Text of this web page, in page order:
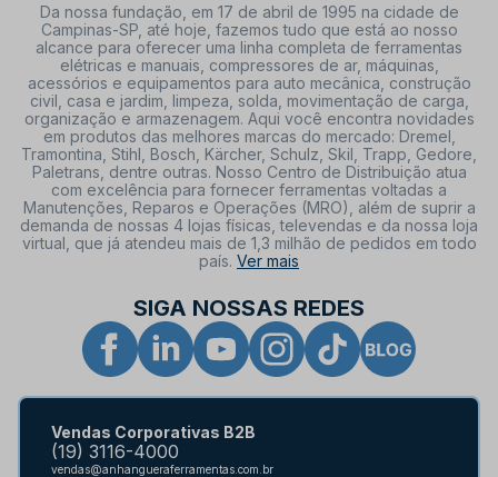
Da nossa fundação, em 17 de abril de 1995 na cidade de
Campinas-SP, até hoje, fazemos tudo que está ao nosso
alcance para oferecer uma linha completa de ferramentas
elétricas e manuais, compressores de ar, máquinas,
acessórios e equipamentos para auto mecânica, construção
civil, casa e jardim, limpeza, solda, movimentação de carga,
organização e armazenagem. Aqui você encontra novidades
em produtos das melhores marcas do mercado: Dremel,
Tramontina, Stihl, Bosch, Kärcher, Schulz, Skil, Trapp, Gedore,
Paletrans, dentre outras. Nosso Centro de Distribuição atua
com excelência para fornecer ferramentas voltadas a
Manutenções, Reparos e Operações (MRO), além de suprir a
demanda de nossas 4 lojas físicas, televendas e da nossa loja
virtual, que já atendeu mais de 1,3 milhão de pedidos em todo
país. Ver mais
SIGA NOSSAS REDES
Vendas Corporativas B2B
(19) 3116-4000
vendas@anhangueraferramentas.com.br